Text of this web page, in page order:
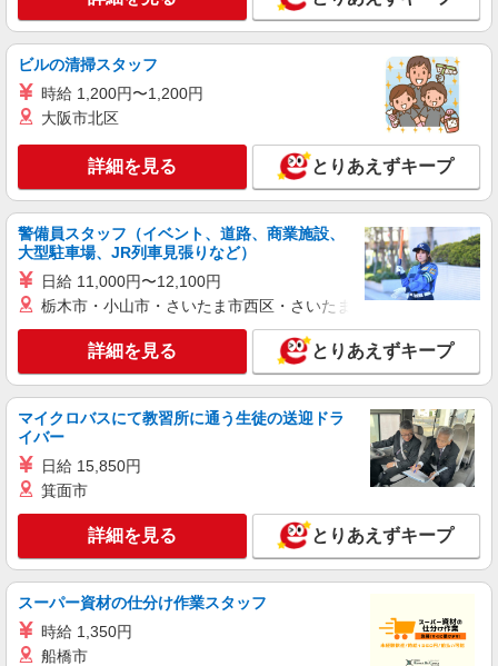
（株）ウィルオブ・ワークCW 北九州支店/ms400201
時給1400円 ◆前払い・日払い・週払いOK
キープ 詳細を見る
株式会社kotrio /●FK-H-2010162
宗像市＊少人数グルホで利用者さんと家事や掃
除など♪日払いOK
時給1450円〜2062円 ＜日払い有/週払い有/交
通費全支給(ガソリン代含む)＞
宗像市内≪最寄り駅：赤間駅≫
詳細を見る
派遣社員
株式会社kotrio /●FK-H-2051068
タッフ★＠宗像市
時給1450円〜2062円 ＜日払い有/週払い有/交
通費全支給(ガソリン代含む)＞
宗像市内≪最寄り駅：赤間駅≫
詳細を見る
ビルの清掃スタッフ
時給 1,200円〜1,200円
大阪市北区
詳細を見る とりあえずキープ
警備員スタッフ（イベント、道路、商業施設、
大型駐車場、JR列車見張りなど）
日給 11,000円〜12,100円
栃木市・小山市・さいたま市西区・さいたま市岩槻区・久喜市・
詳細を見る とりあえずキープ
マイクロバスにて教習所に通う生徒の送迎ドラ
イバー
日給 15,850円
箕面市
詳細を見る とりあえずキープ
スーパー資材の仕分け作業スタッフ
時給 1,350円
船橋市